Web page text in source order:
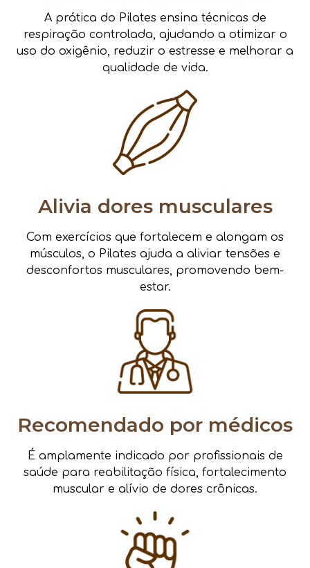
A prática do Pilates ensina técnicas de
respiração controlada, ajudando a otimizar o
uso do oxigênio, reduzir o estresse e melhorar a
qualidade de vida.
Alivia dores musculares
Com exercícios que fortalecem e alongam os
músculos, o Pilates ajuda a aliviar tensões e
desconfortos musculares, promovendo bem-
estar.
Recomendado por médicos
É amplamente indicado por profissionais de
saúde para reabilitação física, fortalecimento
muscular e alívio de dores crônicas.